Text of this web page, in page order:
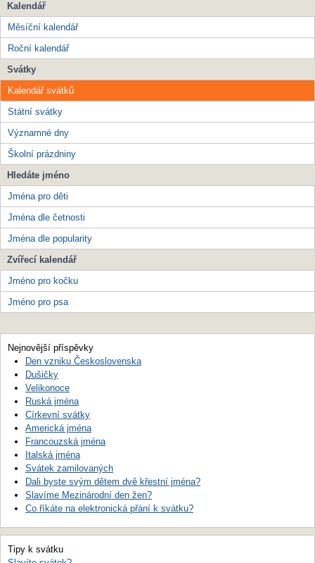
Kalendář
Měsíční kalendář
Roční kalendář
Svátky
Kalendář svátků
Státní svátky
Významné dny
Školní prázdniny
Hledáte jméno
Jména pro děti
Jména dle četnosti
Jména dle popularity
Zvířecí kalendář
Jméno pro kočku
Jméno pro psa
Nejnovější příspěvky
Den vzniku Československa
Dušičky
Velikonoce
Ruská jména
Církevní svátky
Americká jména
Francouzská jména
Italská jména
Svátek zamilovaných
Dali byste svým dětem dvě křestní jména?
Slavíme Mezinárodní den žen?
Co říkáte na elektronická přání k svátku?
Tipy k svátku